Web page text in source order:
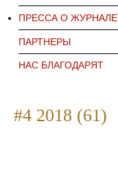
ПРЕССА О ЖУРНАЛЕ
ПАРТНЕРЫ
НАС БЛАГОДАРЯТ
#4 2018 (61)